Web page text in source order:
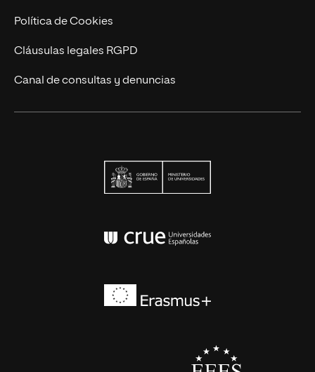
Política de Cookies
Cláusulas legales RGPD
Canal de consultas y denuncias
Conferencia de